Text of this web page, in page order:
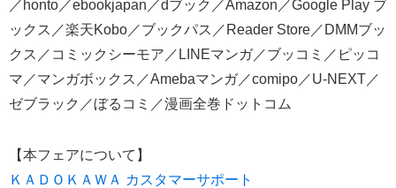
／honto／ebookjapan／dブック／Amazon／Google Play ブ
ックス／楽天Kobo／ブックパス／Reader Store／DMMブッ
クス／コミックシーモア／LINEマンガ／ブッコミ／ピッコ
マ／マンガボックス／Amebaマンガ／comipo／U-NEXT／
ゼブラック／ぼるコミ／漫画全巻ドットコム
【本フェアについて】
ＫＡＤＯＫＡＷＡ カスタマーサポート